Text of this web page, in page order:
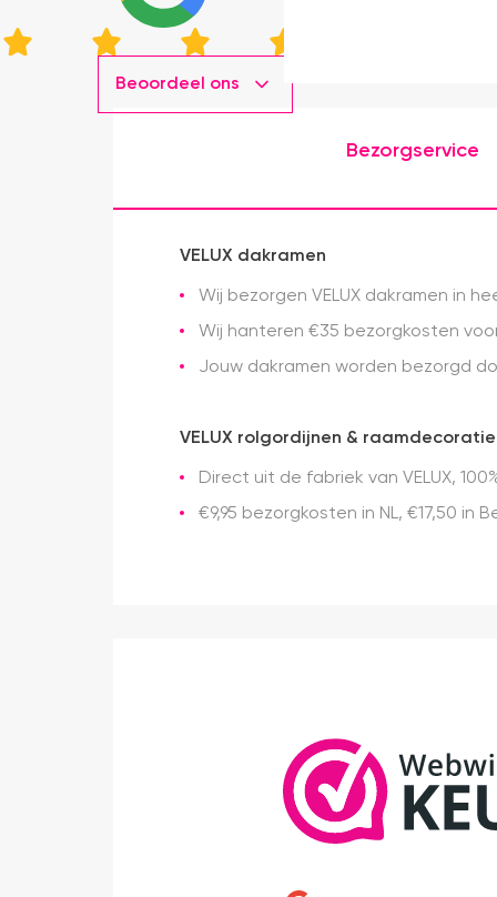
Beoordeel ons
Bezorgservice
VELUX dakramen
Wij bezorgen VELUX dakramen in
Wij hanteren €35 bezorgkosten
Jouw dakramen worden bezorgd
VELUX rolgordijnen & raamdecoratie
Direct uit de fabriek van VELUX,
€9,95 bezorgkosten in NL, €17,50